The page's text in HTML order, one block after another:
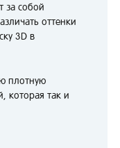
за собой
оттенки
3D в
плотную
которая так и